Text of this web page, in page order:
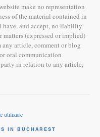
make no representation
of the material contained in
have, and accept, no liability
(expressed or implied)
article, comment or blog
oral communication
in relation to any article,
utilizare
IN BUCHAREST